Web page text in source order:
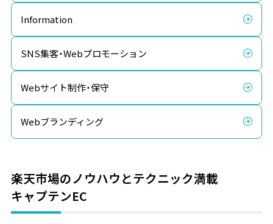
Information
SNS集客・Webプロモーション
Webサイト制作・保守
Webブランディング
楽天市場のノウハウとテクニック満載
キャプテンEC